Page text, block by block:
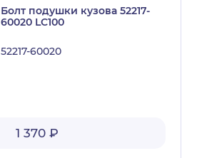
Болт подушки кузова 52217-
60020 LC100
52217-60020
1 370 ₽